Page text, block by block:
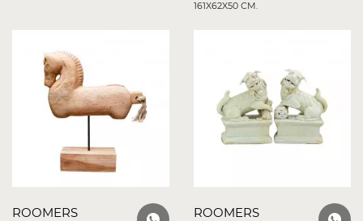
161X62X50 СМ.
ROOMERS
ROOMERS